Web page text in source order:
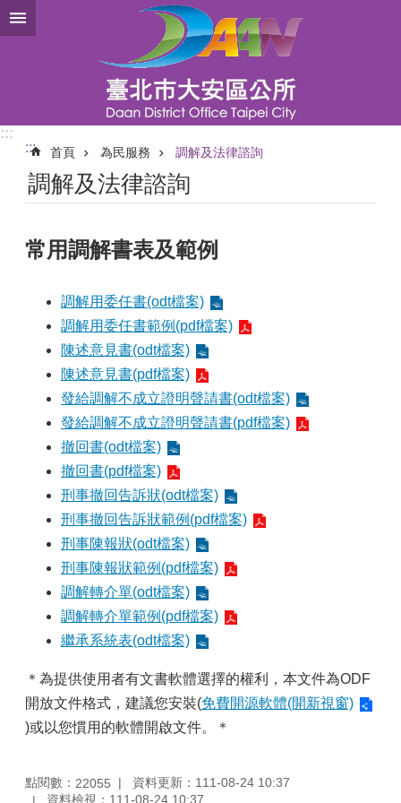
跳到主要內容區塊
:::
:::
首頁 為民服務 調解及法律諮詢
調解及法律諮詢
常用調解書表及範例
調解用委任書(odt檔案)
調解用委任書範例(pdf檔案)
陳述意見書(odt檔案)
陳述意見書(pdf檔案)
發給調解不成立證明聲請書(odt檔案)
發給調解不成立證明聲請書(pdf檔案)
撤回書(odt檔案)
撤回書(pdf檔案)
刑事撤回告訴狀(odt檔案)
刑事撤回告訴狀範例(pdf檔案)
刑事陳報狀(odt檔案)
刑事陳報狀範例(pdf檔案)
調解轉介單(odt檔案)
調解轉介單範例(pdf檔案)
繼承系統表(odt檔案)
＊為提供使用者有文書軟體選擇的權利，本文件為ODF
開放文件格式，建議您安裝(免費開源軟體(開新視窗)
)或以您慣用的軟體開啟文件。＊
點閱數： 22055
資料更新：111-08-24 10:37
資料檢視：111-08-24 10:37